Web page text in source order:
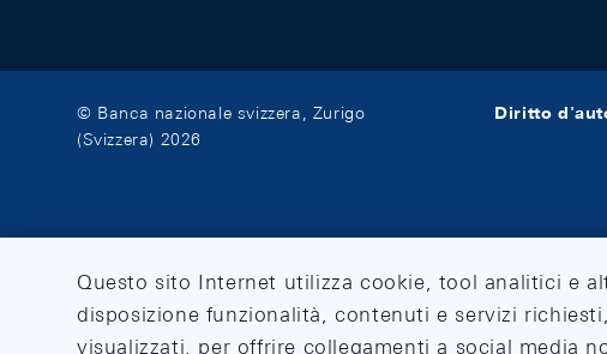
© Banca nazionale svizzera, Zurigo
(Svizzera) 2026
Diritto
Questo sito Internet utilizza cookie, tool analitici e
disposizione funzionalità, contenuti e servizi
visualizzati, per offrire collegamenti a social media